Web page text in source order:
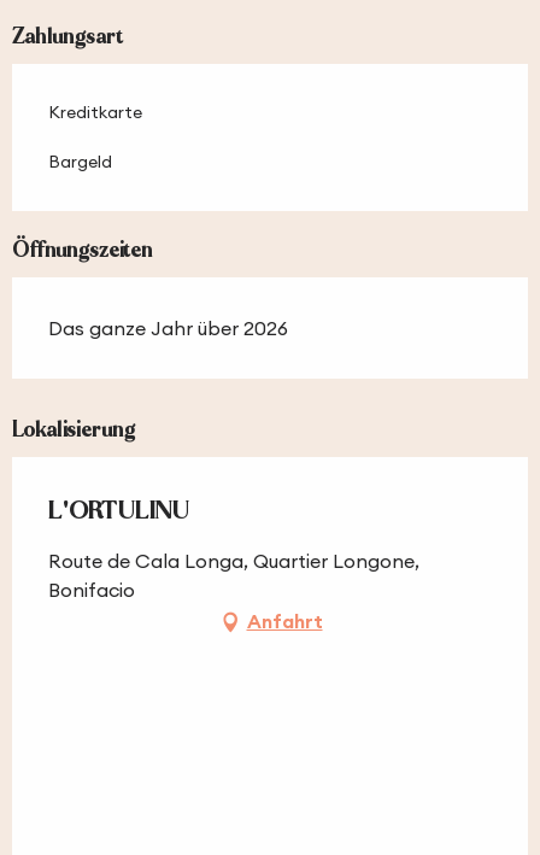
Zahlungsart
Kreditkarte
Bargeld
Öffnungszeiten
Das ganze Jahr über 2026
Lokalisierung
L'ORTULINU
Route de Cala Longa, Quartier Longone,
Bonifacio
Anfahrt